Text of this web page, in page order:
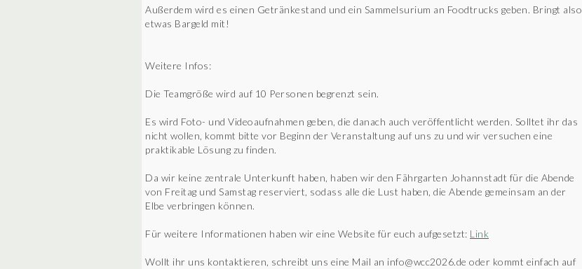
Außerdem wird es einen Getränkestand und ein Sammelsurium an Foodtrucks geben. Bringt also
etwas Bargeld mit!
Weitere Infos:
Die Teamgröße wird auf 10 Personen begrenzt sein.
Es wird Foto- und Videoaufnahmen geben, die danach auch veröffentlicht werden. Solltet ihr das
nicht wollen, kommt bitte vor Beginn der Veranstaltung auf uns zu und wir versuchen eine
praktikable Lösung zu finden.
Da wir keine zentrale Unterkunft haben, haben wir den Fährgarten Johannstadt für die Abende
von Freitag und Samstag reserviert, sodass alle die Lust haben, die Abende gemeinsam an der
Elbe verbringen können.
Für weitere Informationen haben wir eine Website für euch aufgesetzt: Link
Wollt ihr uns kontaktieren, schreibt uns eine Mail an info@wcc2026.de oder kommt einfach auf